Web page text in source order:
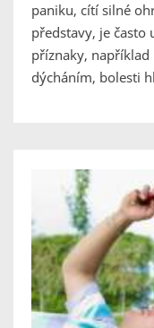
paniku, cítí silné
představy, je často
příznaky, například
dýcháním, bolesti